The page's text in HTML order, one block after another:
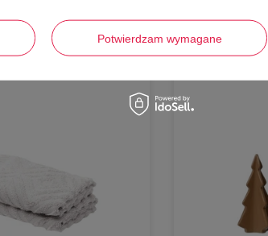
-81%
Potwierdzam wymagane